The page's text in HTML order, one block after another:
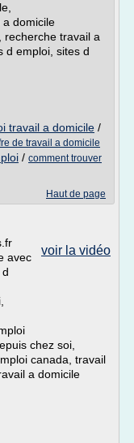
domicile
recherche travail a
d emploi, sites d
travail a domicile /
de travail a domicile
/ comment trouver
Haut de page
voir la vidéo
avec
chez soi,
canada, travail
a domicile